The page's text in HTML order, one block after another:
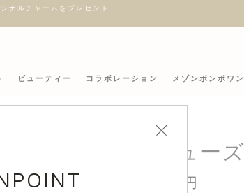
ナルチャームをプレゼント
ビューティー コラボレーション メゾンボンポワン
ベビーシューズ
21,120円